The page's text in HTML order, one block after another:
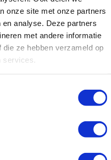
onze site met onze partners
analyse. Deze partners
met andere informatie
ze hebben verzameld op
hier vindt op de
vraag bij ons een offerte
met u op.